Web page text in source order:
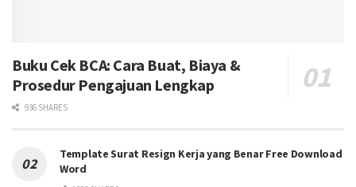
Buku Cek BCA: Cara Buat, Biaya &
Prosedur Pengajuan Lengkap
936 SHARES
Template Surat Resign Kerja yang Benar Free Download
Word